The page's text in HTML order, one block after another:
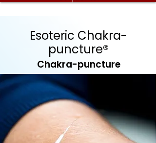
Esoteric Chakra-
puncture®
Chakra-puncture